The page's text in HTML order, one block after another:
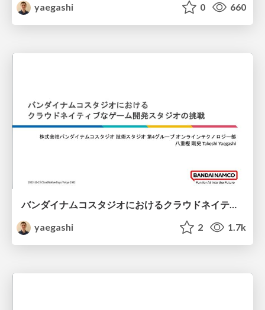
yaegashi
0 660
バンダイナムコスタジオにおけるクラウドネイティブなゲーム開発スタジオの挑戦
yaegashi
2 1.7k